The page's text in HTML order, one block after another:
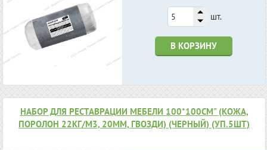
шт.
В КОРЗИНУ
НАБОР ДЛЯ РЕСТАВРАЦИИ МЕБЕЛИ 100*100СМ" (КОЖА,
ПОРОЛОН 22КГ/М3, 20ММ, ГВОЗДИ) (ЧЕРНЫЙ) (УП.5ШТ)